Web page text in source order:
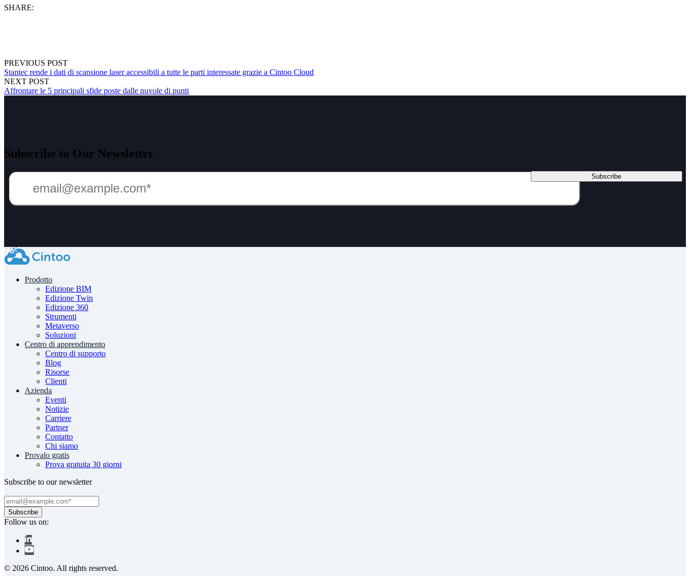
SHARE:
PREVIOUS POST
Stantec rende i dati di scansione laser accessibili a tutte le parti interessate grazie a Cintoo Cloud
NEXT POST
Affrontare le 5 principali sfide poste dalle nuvole di punti
Subscribe to Our Newsletter
Prodotto
Edizione BIM
Edizione Twin
Edizione 360
Strumenti
Metaverso
Soluzioni
Centro di apprendimento
Centro di supporto
Blog
Risorse
Clienti
Azienda
Eventi
Notizie
Carriere
Partner
Contatto
Chi siamo
Provalo gratis
Prova gratuita 30 giorni
Subscribe to our newsletter
Follow us on:
© 2026 Cintoo. All rights reserved.